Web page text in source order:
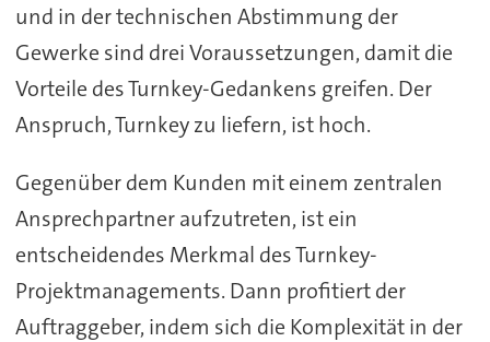
und in der technischen Abstimmung der
Gewerke sind drei Voraussetzungen, damit die
Vorteile des Turnkey-Gedankens greifen. Der
Anspruch, Turnkey zu liefern, ist hoch.
Gegenüber dem Kunden mit einem zentralen
Ansprechpartner aufzutreten, ist ein
entscheidendes Merkmal des Turnkey-
Projektmanagements. Dann profitiert der
Auftraggeber, indem sich die Komplexität in der